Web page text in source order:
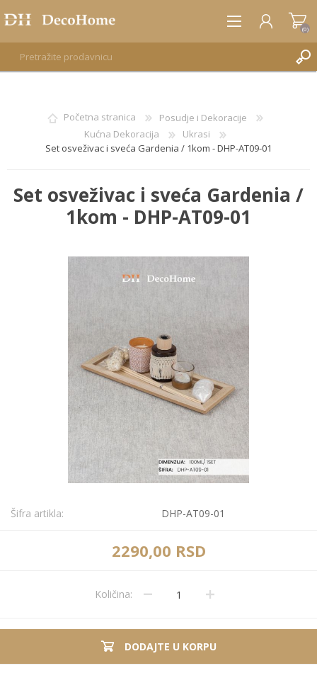
REGISTRUJTE SE
(0)
Početna stranica
Posudje i Dekoracije
Kućna Dekoracija
Ukrasi
Set osveživac i sveća Gardenia / 1kom - DHP-AT09-01
Set osveživac i sveća Gardenia /
1kom - DHP-AT09-01
Šifra artikla: DHP-AT09-01
2290,00 RSD
Količina:
DODAJTE U KORPU